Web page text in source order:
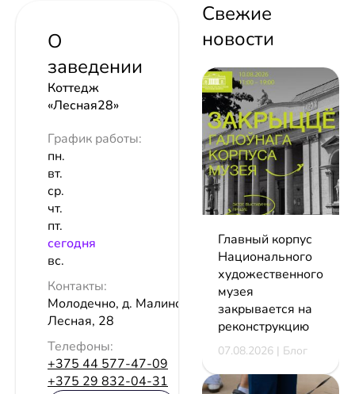
О
заведении
Коттедж
«Лесная28»
График работы:
пн.
вт.
ср.
чт.
пт.
сeгодня
вс.
Контакты:
Молодечно, д. Малиновщина, ул.
Лесная, 28
Телефоны:
+375 44 577-47-09
+375 29 832-04-31
Свежие
новости
Главный корпус
Национального
художественного
музея
закрывается на
реконструкцию
07.08.2026 | Блог